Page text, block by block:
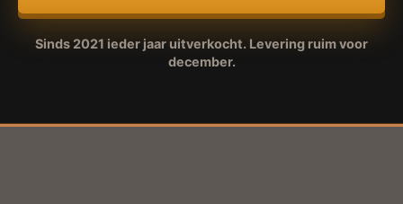
Sinds 2021 ieder jaar uitverkocht. Levering ruim voor
december.